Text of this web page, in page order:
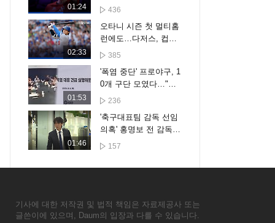
01:24
코하마 16강 진출 [스
436
02:33
오타니 시즌 첫 멀티홈
런에도…다저스, 컵스
에 6-7 패하며 6연패 수
385
01:53
'폭염 중단' 프로야구, 1
0개 구단 모였다…"더
세분화한 대책 만든다"
236
01:46
'축구대표팀 감독 선임
의혹' 홍명보 전 감독
첫 소환조사
157
기사에 대한 저작권 및 법적 책임은 자료제공사 또는
글쓴이에 있으며, Daum의 입장과 다를 수 있습니다.